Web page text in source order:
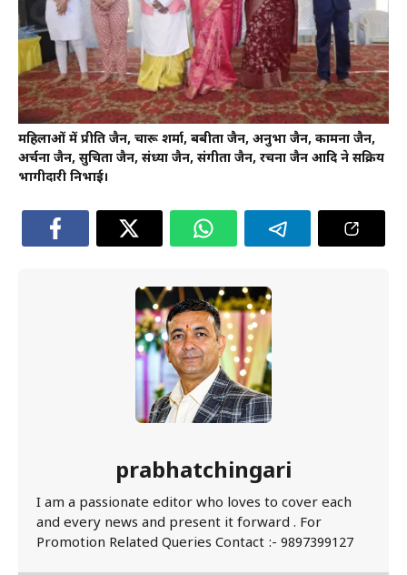
महिलाओं में प्रीति जैन, चारू शर्मा, बबीता जैन, अनुभा जैन, कामना जैन,
अर्चना जैन, सुचिता जैन, संध्या जैन, संगीता जैन, रचना जैन आदि ने सक्रिय
भागीदारी निभाई।
prabhatchingari
I am a passionate editor who loves to cover each
and every news and present it forward . For
Promotion Related Queries Contact :- 9897399127